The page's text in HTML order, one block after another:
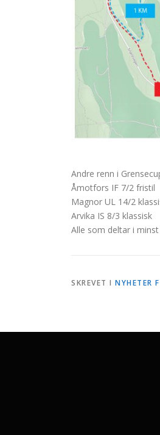
Andre renn i
Åmotfors IF 7/2 fristil
Magnor UL 14/2
Arvika IS 8/3 klassisk
Alle som deltar i
SKREVET I NYHETER